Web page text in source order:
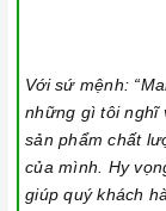
Với sứ mệnh:
những gì tôi nghĩ
sản phẩm chất
của mình. Hy
giúp quý khách